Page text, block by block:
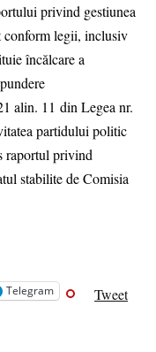
privind gestiunea
conform legii, inclusiv
încălcare a
alin. 11 din Legea nr.
partidului politic
raportul privind
stabilite de Comisia
Telegram Tweet